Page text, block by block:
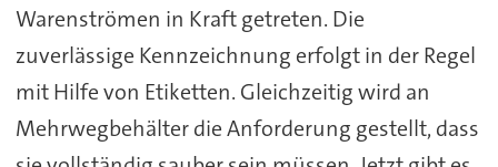
Warenströmen in Kraft getreten. Die
zuverlässige Kennzeichnung erfolgt in der Regel
mit Hilfe von Etiketten. Gleichzeitig wird an
Mehrwegbehälter die Anforderung gestellt, dass